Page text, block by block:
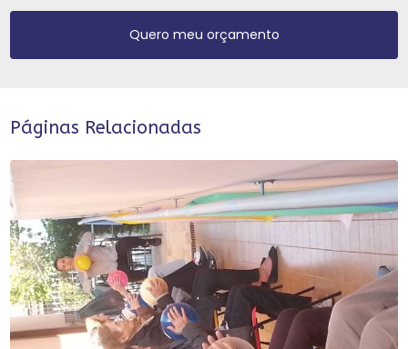
Quero meu orçamento
Páginas Relacionadas